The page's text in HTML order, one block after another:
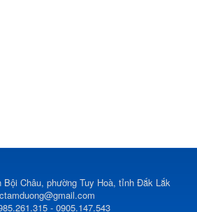
Châu, phường Tuy Hoà, tỉnh Đắk Lắk
- 0905.147.543